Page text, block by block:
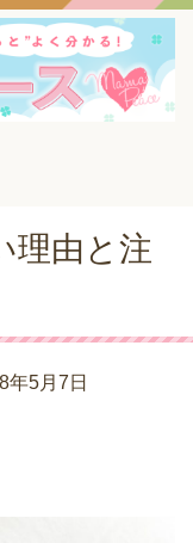
理由と注
年5月7日